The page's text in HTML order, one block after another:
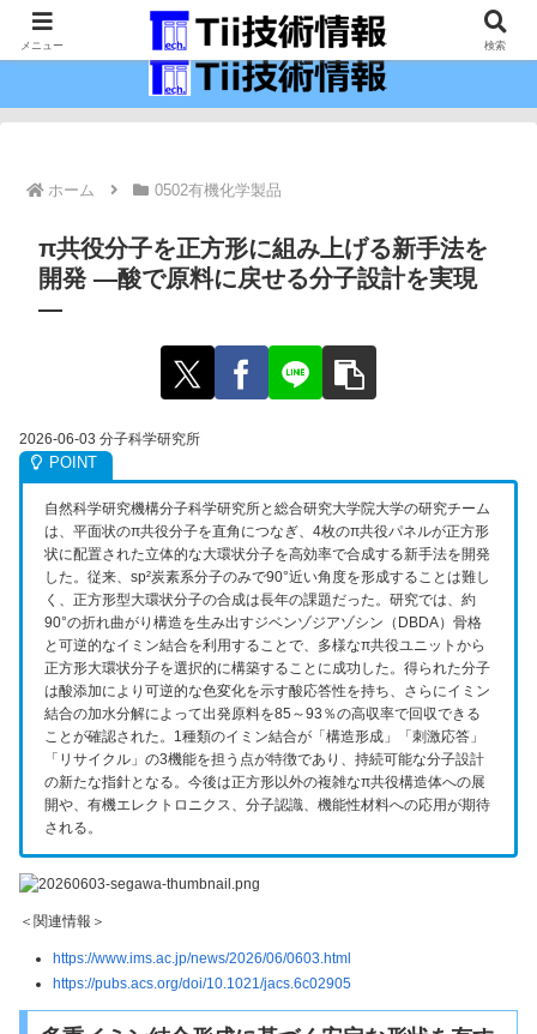
最新の科学技術の情報インフラ。
ホーム 0502有機化学製品
π共役分子を正方形に組み上げる新手法を
開発 ―酸で原料に戻せる分子設計を実現
―
2026-06-03 分子科学研究所
自然科学研究機構分子科学研究所と総合研究大学院大学の研究チーム
は、平面状のπ共役分子を直角につなぎ、4枚のπ共役パネルが正方形
状に配置された立体的な大環状分子を高効率で合成する新手法を開発
した。従来、sp²炭素系分子のみで90°近い角度を形成することは難し
く、正方形型大環状分子の合成は長年の課題だった。研究では、約
90°の折れ曲がり構造を生み出すジベンゾジアゾシン（DBDA）骨格
と可逆的なイミン結合を利用することで、多様なπ共役ユニットから
正方形大環状分子を選択的に構築することに成功した。得られた分子
は酸添加により可逆的な色変化を示す酸応答性を持ち、さらにイミン
結合の加水分解によって出発原料を85～93％の高収率で回収できる
ことが確認された。1種類のイミン結合が「構造形成」「刺激応答」
「リサイクル」の3機能を担う点が特徴であり、持続可能な分子設計
の新たな指針となる。今後は正方形以外の複雑なπ共役構造体への展
開や、有機エレクトロニクス、分子認識、機能性材料への応用が期待
される。
＜関連情報＞
https://www.ims.ac.jp/news/2026/06/0603.html
https://pubs.acs.org/doi/10.1021/jacs.6c02905
メニュー 検索